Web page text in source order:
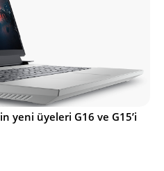
yeni üyeleri G16 ve G15’i